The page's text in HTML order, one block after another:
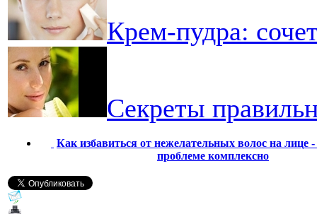
Крем-пудра:
Секреты
Как избавиться от нежелательных волос на лице
проблеме комплексно